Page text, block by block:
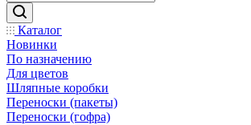
Каталог
Новинки
По назначению
Для цветов
Шляпные коробки
Переноски (пакеты)
Переноски (гофра)